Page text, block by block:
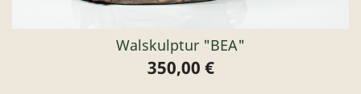
Walskulptur "BEA"
Preis
350,00 €